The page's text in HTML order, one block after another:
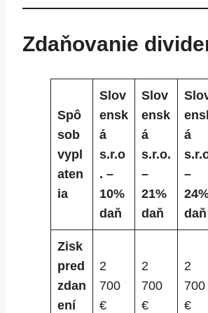
Zdaňovanie
Spô
sob
vypl
aten
ia
Slov
ensk
á
s.r.o
. –
10%
daň
Slov
ensk
á
s.r.o.
–
21%
daň
á
–
daň
Zisk
pred
zdan
ení
2
700
€
2
700
€
2
700
€